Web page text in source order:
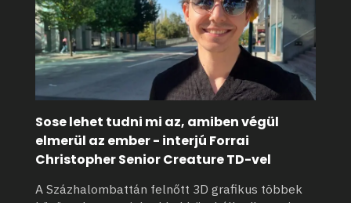
Sose lehet tudni mi az, amiben végül
elmerül az ember - interjú Forrai
Christopher Senior Creature TD-vel
A Százhalombattán felnőtt 3D grafikus többek